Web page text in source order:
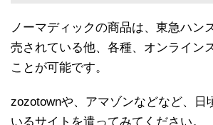
ノーマディックの商品は、東急ハン
売されている他、各種、オンライン
ことが可能です。
zozotownや、アマゾンなどなど、日
いるサイトを遣ってみてください。